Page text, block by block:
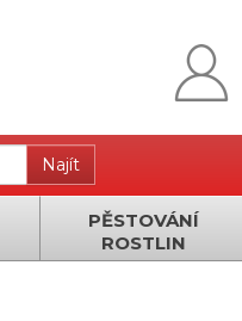
Najít
PĚSTOVÁNÍ
ROSTLIN